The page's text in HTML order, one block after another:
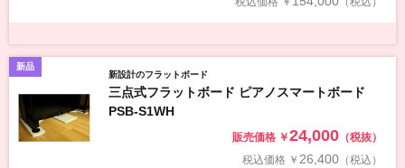
新品
新設計のフラットボード
三点式フラットボード ピアノスマートボード
PSB-S1WH
販売価格 ￥24,000 （税抜）
税込価格 ￥ 26,400 （税込）